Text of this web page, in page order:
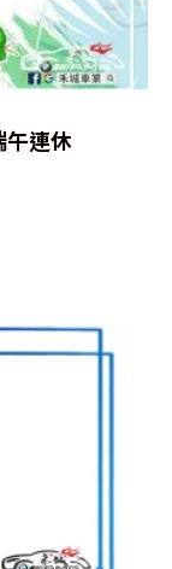
連休